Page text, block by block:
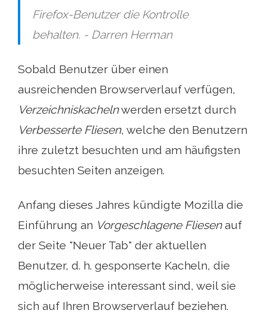
Firefox-Benutzer die Kontrolle
behalten. - Darren Herman
Sobald Benutzer über einen
ausreichenden Browserverlauf verfügen,
Verzeichniskachelnwerden ersetzt durch
Verbesserte Fliesen, welche den Benutzern
ihre zuletzt besuchten und am häufigsten
besuchten Seiten anzeigen.
Anfang dieses Jahres kündigte Mozilla die
Einführung an Vorgeschlagene Fliesenauf
der Seite "Neuer Tab" der aktuellen
Benutzer, d. h. gesponserte Kacheln, die
möglicherweise interessant sind, weil sie
sich auf Ihren Browserverlauf beziehen.